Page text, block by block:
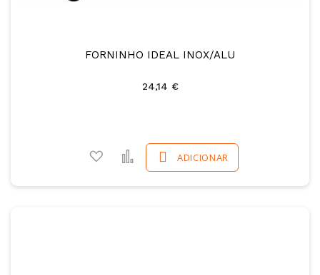
FORNINHO IDEAL INOX/ALU
24,14 €
ADICIONAR
Adicionar a favoritos
Comparar